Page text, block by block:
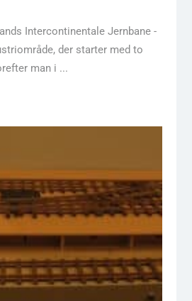
Intercontinentale Jernbane -
der starter med to
man i ...